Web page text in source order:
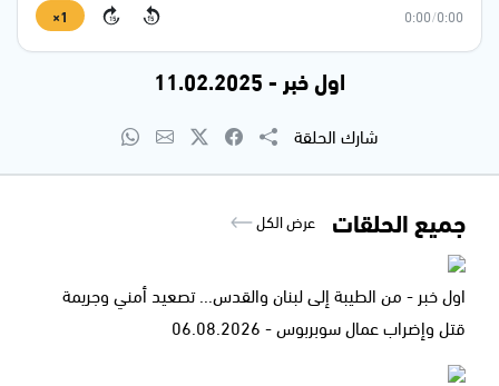
0:00
/
0:00
15
15
1×
اول خبر - 11.02.2025
شارك الحلقة
جميع الحلقات عرض الكل
اول خبر - من الطيبة إلى لبنان والقدس... تصعيد أمني وجريمة
قتل وإضراب عمال سوبربوس - 06.08.2026